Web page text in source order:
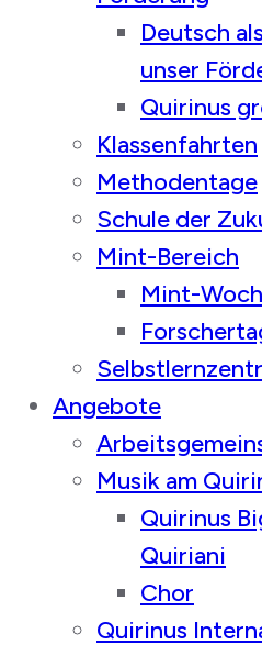
Deutsch
unser
Quirinus
Klassenfahrten
Methodentage
Schule der
Mint-Bereich
Mint-
Angebote
Musik am
Quirinus
Quiriani
Chor
Quirinus